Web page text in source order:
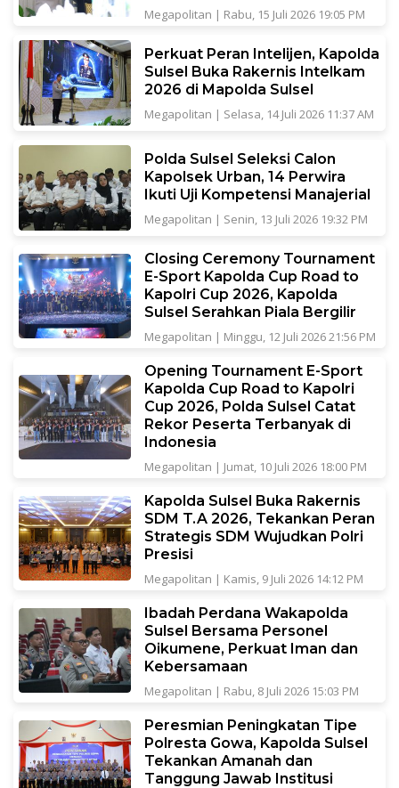
Megapolitan | Rabu, 15 Juli 2026 19:05 PM
Perkuat Peran Intelijen, Kapolda
Sulsel Buka Rakernis Intelkam
2026 di Mapolda Sulsel
Megapolitan | Selasa, 14 Juli 2026 11:37 AM
Polda Sulsel Seleksi Calon
Kapolsek Urban, 14 Perwira
Ikuti Uji Kompetensi Manajerial
Megapolitan | Senin, 13 Juli 2026 19:32 PM
Closing Ceremony Tournament
E-Sport Kapolda Cup Road to
Kapolri Cup 2026, Kapolda
Sulsel Serahkan Piala Bergilir
Megapolitan | Minggu, 12 Juli 2026 21:56 PM
Opening Tournament E-Sport
Kapolda Cup Road to Kapolri
Cup 2026, Polda Sulsel Catat
Rekor Peserta Terbanyak di
Indonesia
Megapolitan | Jumat, 10 Juli 2026 18:00 PM
Kapolda Sulsel Buka Rakernis
SDM T.A 2026, Tekankan Peran
Strategis SDM Wujudkan Polri
Presisi
Megapolitan | Kamis, 9 Juli 2026 14:12 PM
Ibadah Perdana Wakapolda
Sulsel Bersama Personel
Oikumene, Perkuat Iman dan
Kebersamaan
Megapolitan | Rabu, 8 Juli 2026 15:03 PM
Peresmian Peningkatan Tipe
Polresta Gowa, Kapolda Sulsel
Tekankan Amanah dan
Tanggung Jawab Institusi